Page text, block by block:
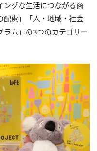
ングな生活につながる商
配慮」「人・地域・社会
ラム」の3つのカテゴリー